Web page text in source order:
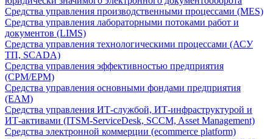
Средства управления производственными процессами (MES)
Средства управления лабораторными потоками работ и
документов (LIMS)
Средства управления технологическими процессами (АСУ
ТП, SCADA)
Средства управления эффективностью предприятия
(CPM/EPM)
Средства управления основными фондами предприятия
(EAM)
Средства управления ИТ-службой, ИТ-инфраструктурой и
ИТ-активами (ITSM-ServiceDesk, SCCM, Asset Management)
Средства электронной коммерции (ecommerce platform)